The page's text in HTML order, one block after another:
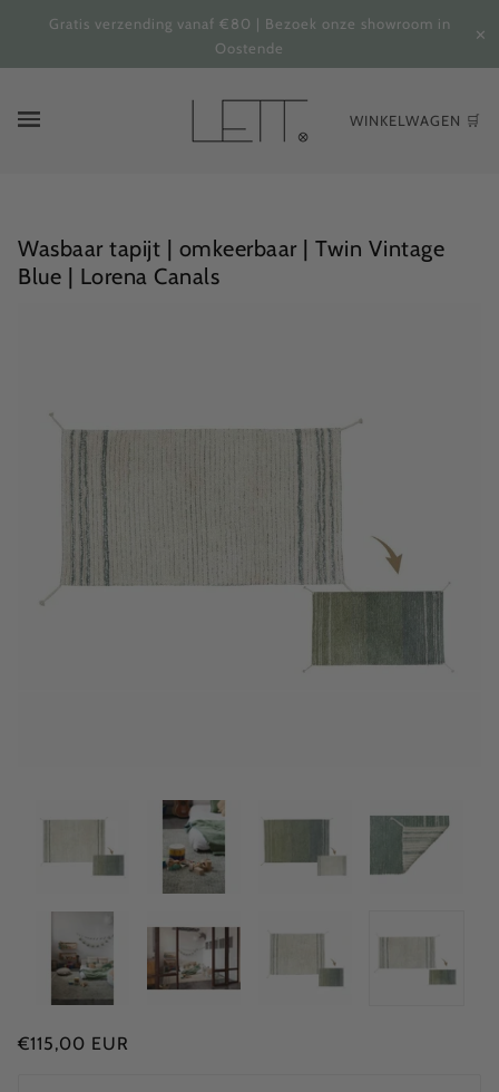
Gratis verzending vanaf €80 | Bezoek onze showroom in
Oostende
✕
WINKELWAGEN 🛒
Wasbaar tapijt | omkeerbaar | Twin Vintage
Blue | Lorena Canals
€115,00 EUR